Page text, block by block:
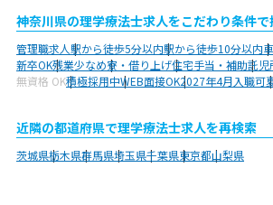
神奈川県の理学療法士求人をこだわり条件で
管理職求人駅から徒歩5分以内駅から徒歩10分以内
新卒OK残業少なめ寮・借り上げ住宅手当・補助託児
無資格 OK積極採用中WEB面接OK2027年4月入職可
近隣の都道府県で理学療法士求人を再検索
茨城県栃木県群馬県埼玉県千葉県東京都山梨県